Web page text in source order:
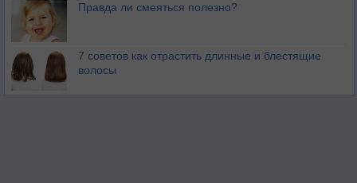
Правда ли смеяться полезно?
7 советов как отрастить длинные и блестящие
волосы